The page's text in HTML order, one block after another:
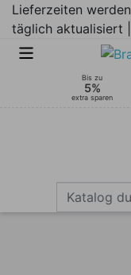
Lieferzeiten werden
täglich aktualisiert |
Bis zu
5%
extra sparen